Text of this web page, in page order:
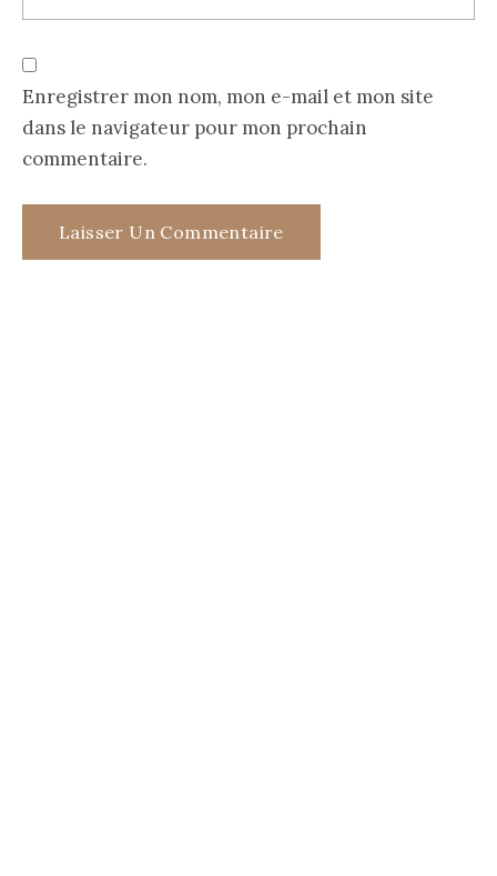
Enregistrer mon nom, mon e-mail et mon site
dans le navigateur pour mon prochain
commentaire.